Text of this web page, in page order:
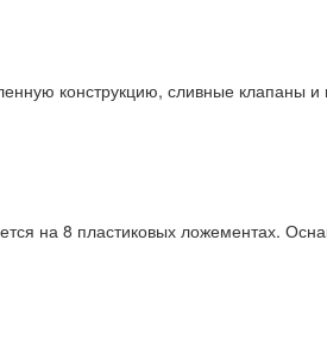
конструкцию, сливные клапаны
на 8 пластиковых ложементах.